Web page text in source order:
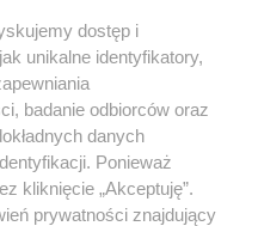
dostęp i
unikalne identyfikatory,
badanie odbiorców oraz
danych
Ponieważ
kliknięcie „Akceptuję”.
prywatności znajdujący